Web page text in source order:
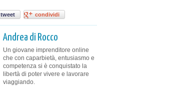
tweet condividi
Andrea di Rocco
Un giovane imprenditore online
che con caparbietà, entusiasmo e
competenza si è conquistato la
libertà di poter vivere e lavorare
viaggiando.